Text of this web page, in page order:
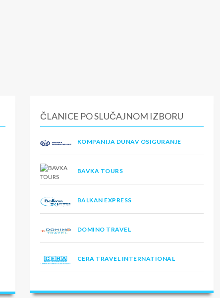
ČLANICE PO SLUČAJNOM IZBORU
KOMPANIJA DUNAV OSIGURANJE
BAVKA TOURS
BALKAN EXPRESS
DOMINO TRAVEL
CERA TRAVEL INTERNATIONAL